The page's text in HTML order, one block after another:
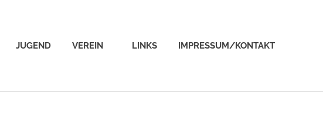
JUGEND VEREIN LINKS IMPRESSUM/KONTAKT